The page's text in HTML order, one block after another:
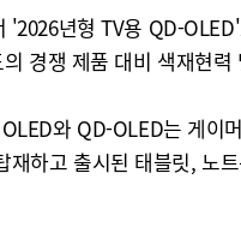
'2026년형 TV용 QD-
경쟁 제품 대비 색재현
와 QD-OLED는 게
재하고 출시된 태블릿, 노